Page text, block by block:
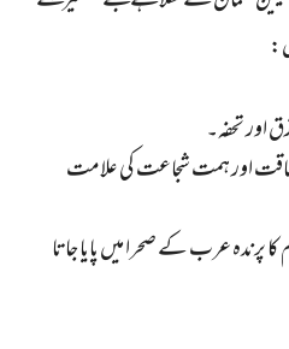
اور تحفہ۔
طاقت اور ہمت شجاعت کی علامت
پرندہ عرب کے صحرا میں پایا جاتا